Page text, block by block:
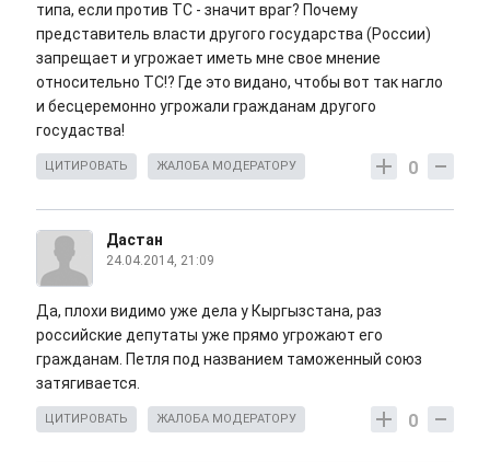
типа, если против ТС - значит враг? Почему
представитель власти другого государства (России)
запрещает и угрожает иметь мне свое мнение
относительно ТС!? Где это видано, чтобы вот так нагло
и бесцеремонно угрожали гражданам другого
госудаства!
0
ЦИТИРОВАТЬ ЖАЛОБА МОДЕРАТОРУ
Дастан
24.04.2014, 21:09
Да, плохи видимо уже дела у Кыргызстана, раз
российские депутаты уже прямо угрожают его
гражданам. Петля под названием таможенный союз
затягивается.
0
ЦИТИРОВАТЬ ЖАЛОБА МОДЕРАТОРУ